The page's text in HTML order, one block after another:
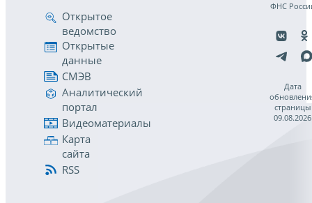
Открытое
ведомство
Открытые
данные
СМЭВ
Аналитический
портал
Видеоматериалы
Карта
сайта
RSS
ФНС
Дата
страницы
09.08.2026